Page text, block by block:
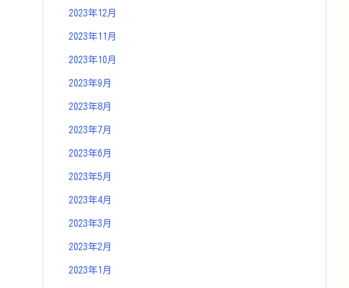
2023年12月
2023年11月
2023年10月
2023年9月
2023年8月
2023年7月
2023年6月
2023年5月
2023年4月
2023年3月
2023年2月
2023年1月